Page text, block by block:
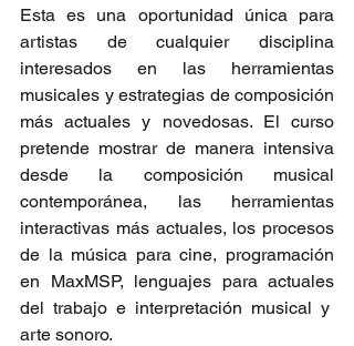
Esta es una oportunidad única para
artistas de cualquier disciplina
interesados en las herramientas
musicales y estrategias de composición
más actuales y novedosas. El curso
pretende mostrar de manera intensiva
desde la composición musical
contemporánea, las herramientas
interactivas más actuales, los procesos
de la música para cine, programación
en MaxMSP, lenguajes para actuales
del trabajo e interpretación musical y
arte sonoro.